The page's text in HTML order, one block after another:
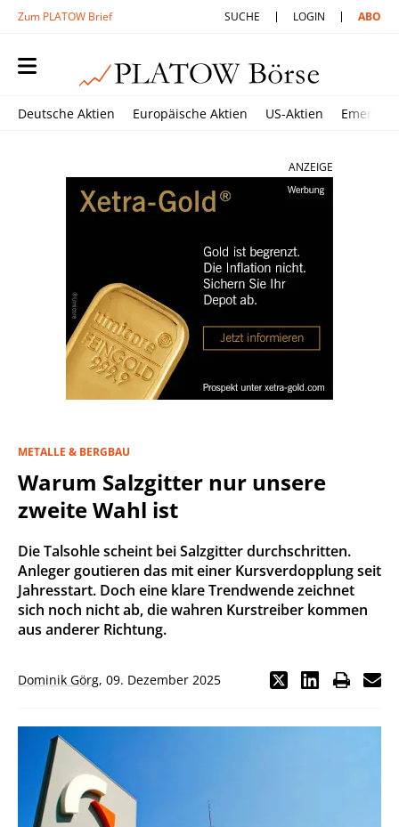
Zum PLATOW Brief SUCHE LOGIN ABO
Deutsche Aktien Europäische Aktien US-Aktien
ANZEIGE
METALLE & BERGBAU
Warum Salzgitter nur unsere
zweite Wahl ist
Die Talsohle scheint bei Salzgitter durchschritten.
Anleger goutieren das mit einer Kursverdopplung seit
Jahresstart. Doch eine klare Trendwende zeichnet
sich noch nicht ab, die wahren Kurstreiber kommen
aus anderer Richtung.
Dominik Görg, 09. Dezember 2025